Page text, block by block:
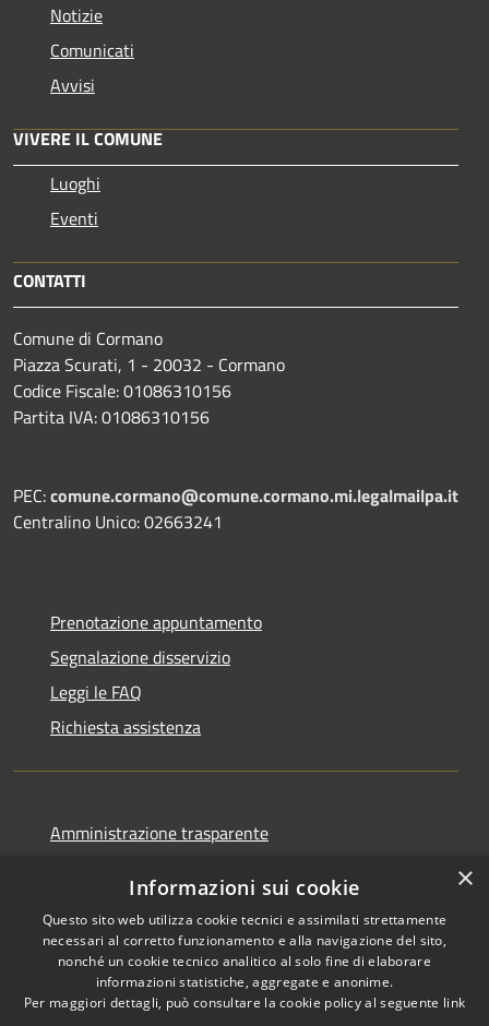
Notizie
Comunicati
Avvisi
VIVERE IL COMUNE
Luoghi
Eventi
CONTATTI
Comune di Cormano
Piazza Scurati, 1 - 20032 - Cormano
Codice Fiscale: 01086310156
Partita IVA: 01086310156
PEC:comune.cormano@comune.cormano.mi.legalmailpa.it
Centralino Unico: 02663241
Prenotazione appuntamento
Segnalazione disservizio
Leggi le FAQ
Richiesta assistenza
Amministrazione trasparente
Dichiarazione di accessibilità
×
Informazioni sui cookie
Questo sito web utilizza cookie tecnici e assimilati strettamente
necessari al corretto funzionamento e alla navigazione del sito,
nonché un cookie tecnico analitico al solo fine di elaborare
informazioni statistiche, aggregate e anonime.
Per maggiori dettagli, può consultare la cookie policy al seguente link